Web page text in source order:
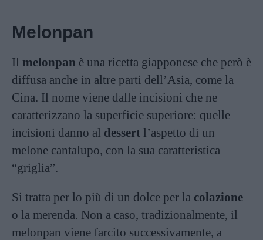
Melonpan
Il melonpan è una ricetta giapponese che però è
diffusa anche in altre parti dell’Asia, come la
Cina. Il nome viene dalle incisioni che ne
caratterizzano la superficie superiore: quelle
incisioni danno al dessert l’aspetto di un
melone cantalupo, con la sua caratteristica
“griglia”.
Si tratta per lo più di un dolce per la colazione
o la merenda. Non a caso, tradizionalmente, il
melonpan viene farcito successivamente, a